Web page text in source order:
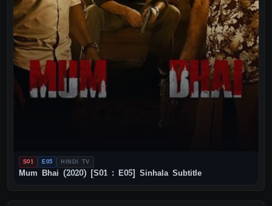
S01 E05 HINDI TV
Mum Bhai (2020) [S01 : E05] Sinhala Subtitle